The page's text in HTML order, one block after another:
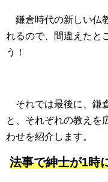
鎌倉時代の新しい仏
れるので、間違えたと
う！
それでは最後に、鎌
と、それぞれの教えを
わせを紹介します。
法事で紳士が1時